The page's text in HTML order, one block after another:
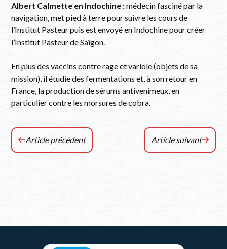
Albert Calmette en Indochine :médecin fasciné par la
navigation, met pied à terre pour suivre les cours de
l’Institut Pasteur puis est envoyé en Indochine pour créer
l’Institut Pasteur de Saïgon.
En plus des vaccins contre rage et variole (objets de sa
mission), il étudie des fermentations et, à son retour en
France, la production de sérums antivenimeux, en
particulier contre les morsures de cobra.
Chroniques
à
Article précédent
Visites
Article suivant